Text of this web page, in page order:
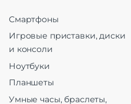
Смартфоны
Игровые приставки, диски
и консоли
Ноутбуки
Планшеты
Умные часы, браслеты,